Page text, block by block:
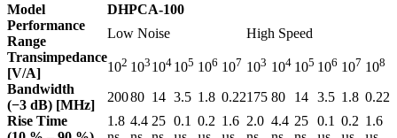
Model
DHPCA-100
Performance
Range
Low Noise
High Speed
Transimpedance
[V/A]
102 103 104 105 106 107 103 104 105 106 107 108
Bandwidth
(−3 dB) [MHz]
20080 14 3.5 1.8 0.22175 80 14 3.5 1.8 0.22
Rise Time
1.8 4.4 25 0.1 0.2 1.6 2.0 4.4 25 0.1 0.2 1.6